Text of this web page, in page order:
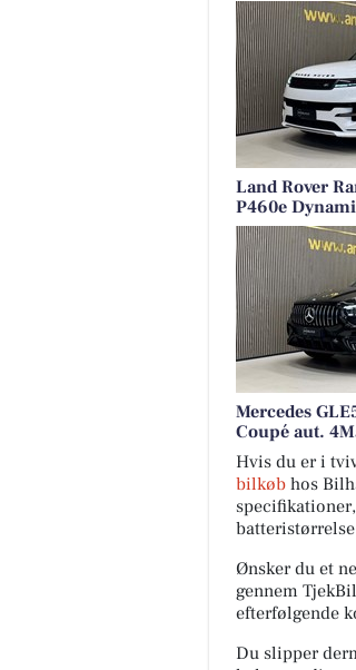
Land Rover
P460e
Mercedes
Coupé aut.
Hvis du er i
bilkøb hos
Ønsker du et
gennem
efterfølgende
Du slipper